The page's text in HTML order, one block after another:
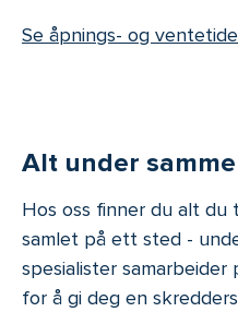
Se åpnings- og
Alt under
Hos oss finner du alt
samlet på ett sted -
spesialister
for å gi deg en